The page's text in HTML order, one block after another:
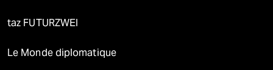
taz FUTURZWEI
Le Monde diplomatique